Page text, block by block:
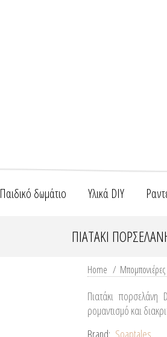
Παιδικό δωμάτιο Υλικά DIY
ΠΙΑΤΆΚΙ
Home / Μπομπονιέρες
Πιατάκι
ρομαντισμό και
Brand: Soaptales